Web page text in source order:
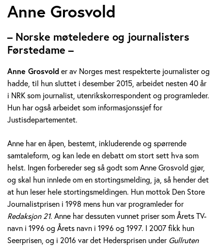
A
n
n
e
G
r
s
v
o
l
d
Anne Grosvold
– Norske møteledere og journalisters
Førstedame –
Anne Grosvolder av Norges mest respekterte journalister og
hadde, til hun sluttet i desember 2015, arbeidet nesten 40 år
i NRK som journalist, utenrikskorrespondent og programleder.
Hun har også arbeidet som informasjonssjef for
Justisdepartementet.
Anne har en åpen, bestemt, inkluderende og spørrende
samtaleform, og kan lede en debatt om stort sett hva som
helst. Ingen forbereder seg så godt som Anne Grosvold gjør,
og skal hun innlede om en stortingsmelding, ja, så hender det
at hun leser hele stortingsmeldingen. Hun mottok Den Store
Journalistprisen i 1998 mens hun var programleder for
Redaksjon 21. Anne har dessuten vunnet priser som Årets TV-
navn i 1996 og Årets navn i 1996 og 1997. I 2007 fikk hun
Seerprisen, og i 2016 var det Hedersprisen underGullruten